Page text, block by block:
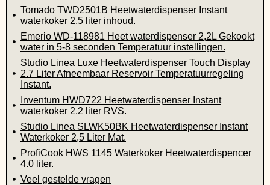
Tomado TWD2501B Heetwaterdispenser Instant
waterkoker 2,5 liter inhoud.
Emerio WD-118981 Heet waterdispenser 2,2L Gekookt
water in 5-8 seconden Temperatuur instellingen.
Studio Linea Luxe Heetwaterdispenser Touch Display
2.7 Liter Afneembaar Reservoir Temperatuurregeling
Instant.
Inventum HWD722 Heetwaterdispenser Instant
waterkoker 2,2 liter RVS.
Studio Linea SLWK50BK Heetwaterdispenser Instant
Waterkoker 2,5 Liter Mat.
ProfiCook HWS 1145 Waterkoker Heetwaterdispencer
4.0 liter.
Veel gestelde vragen